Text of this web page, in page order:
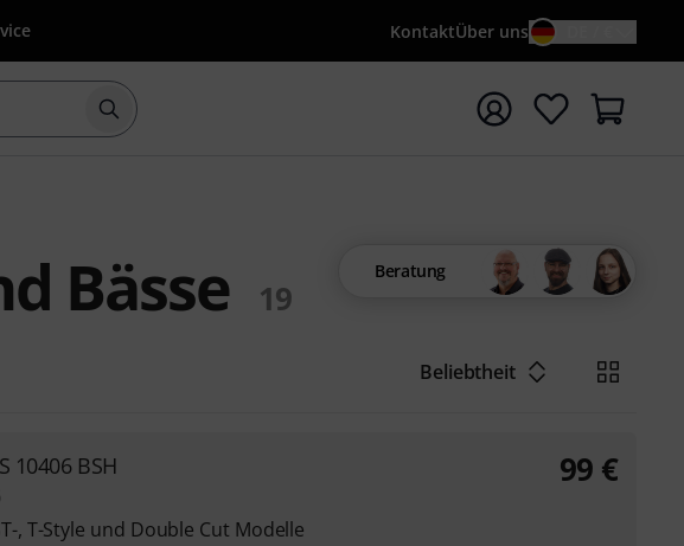
KontaktÜber uns
Suche mit Suchwort {searchTerm} starten
Bässe 19
Beratung
Beliebtheit
10406 BSH
, T-Style und Double Cut Modelle
99 €